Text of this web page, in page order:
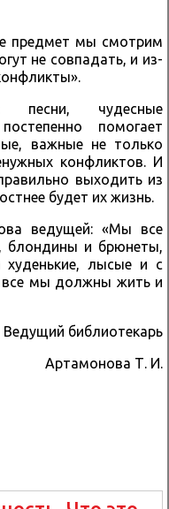
предмет мы смотрим
не совпадать, и из-
песни, чудесные
помогает
важные не только
конфликтов. И
выходить из
будет их жизнь.
ведущей: «Мы все
блондины и брюнеты,
лысые и с
все мы должны жить и
Ведущий библиотекарь
Артамонова Т. И.